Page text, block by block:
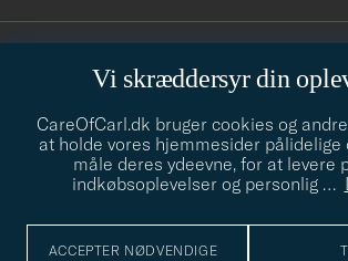
Vi skræddersyr din
CareOfCarl.dk bruger cookies og
at holde vores hjemmesider pålidelige
måle deres ydeevne, for at levere
indkøbsoplevelser og personlig …
ACCEPTER NØDVENDIGE
info@careofcarl.dk
Behøver du hjælp til at finde din stil? Lad os
gerne til!
STILRÅD